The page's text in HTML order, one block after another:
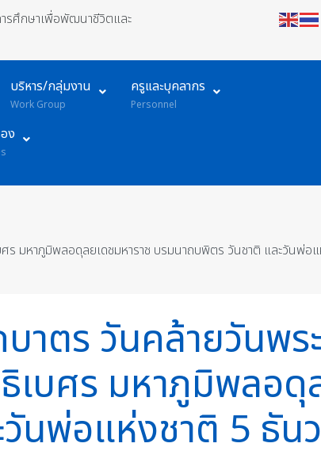
รศึกษาเพื่อพัฒนาชีวิตและ
บริหาร/กลุ่มงาน
Work Group
ครูและบุคลากร
Personnel
ง
มหาภูมิพลอดุลยเดชมหาราช บรมนาถบพิตร วันชาติ และวันพ่อ
ตร วันคล้ายวันพร
เบศร มหาภูมิพลอดุ
นพ่อแห่งชาติ 5 ธัน